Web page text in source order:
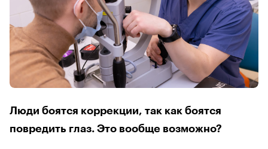
Люди боятся коррекции, так как боятся
повредить глаз. Это вообще возможно?